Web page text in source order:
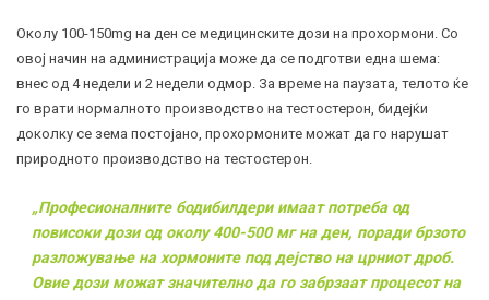
Околу 100-150mg на ден се медицинските дози на прохормони. Со
овој начин на администрација може да се подготви една шема:
внес од 4 недели и 2 недели одмор. За време на паузата, телото ќе
го врати нормалното производство на тестостерон, бидејќи
доколку се зема постојано, прохормоните можат да го нарушат
природното производство на тестостерон.
„Професионалните бодибилдери имаат потреба од
повисоки дози од околу 400-500 мг на ден, поради брзото
разложување на хормоните под дејство на црниот дроб.
Овие дози можат значително да го забрзаат процесот на